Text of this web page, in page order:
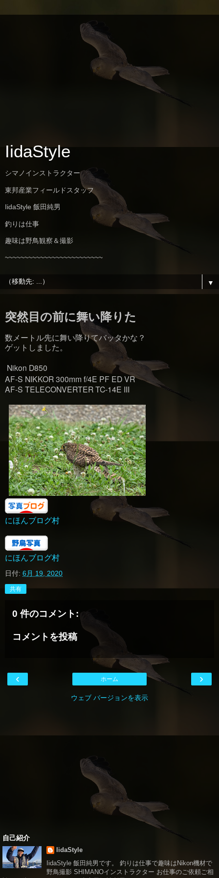
IidaStyle
シマノインストラクター
東邦産業フィールドスタッフ
IidaStyle 飯田純男
釣りは仕事
趣味は野鳥観察＆撮影
~~~~~~~~~~~~~~~~~~~~~~~~~
▼
突然目の前に舞い降りた
数メートル先に舞い降りてバッタかな？
ゲットしました。
Nikon D850
AF-S NIKKOR 300mm f/4E PF ED VR
AF-S TELECONVERTER TC-14E III
にほんブログ村
にほんブログ村
日付: 6月 19, 2020
共有
0 件のコメント:
コメントを投稿
‹ ›
ホーム
ウェブ バージョンを表示
自己紹介
IidaStyle
IidaStyle 飯田純男です。 釣りは仕事で趣味はNikon機材で
野鳥撮影 SHIMANOインストラクター お仕事のご依頼ご相